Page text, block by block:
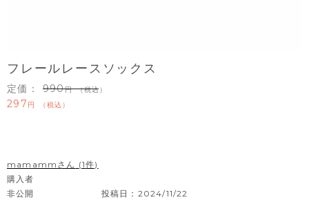
フレールレースソックス
定価： 990 （税込）
297 税込
mamamm
1
購入者
非公開
投稿日 2024/11/22